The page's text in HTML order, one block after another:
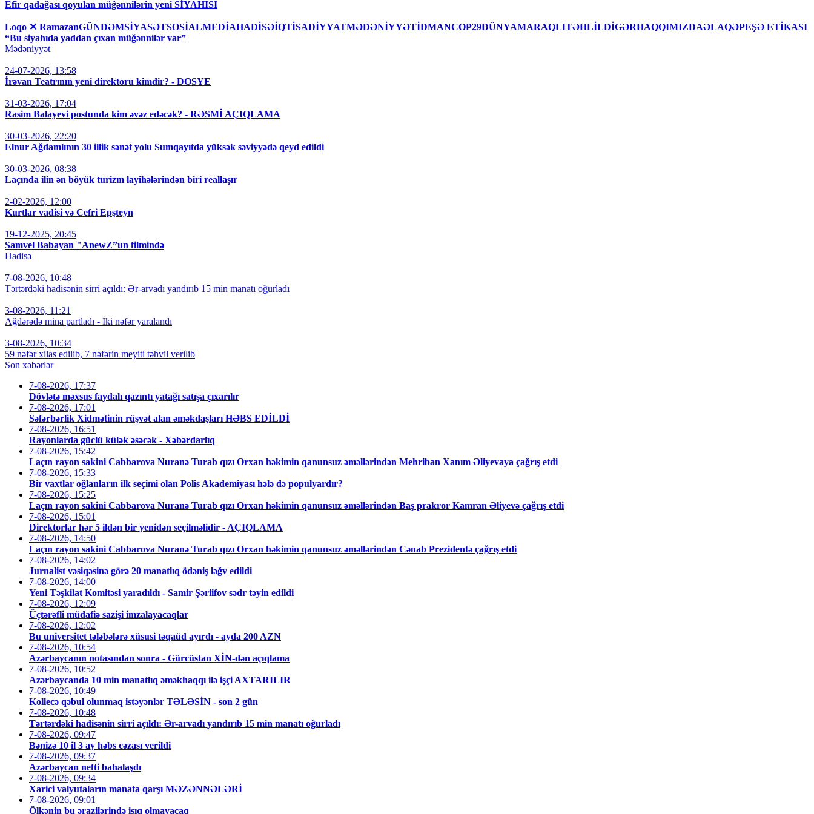
Efir qadağası qoyulan müğənnilərin yeni SİYAHISI
Loqo ✕ RamazanGÜNDƏMSİYASƏTSOSİALMEDİAHADİSƏİQTİSADİYYATMƏDƏNİYYƏTİDMANCOP29DÜNYAMARAQLITƏHLİLDİGƏRHAQQIMIZDAƏLAQƏPEŞƏ ETİKASI
“Bu siyahıda yaddan çıxan müğənnilər var”
Mədəniyyət
24-07-2026, 13:58
İrəvan Teatrının yeni direktoru kimdir? - DOSYE
31-03-2026, 17:04
Rasim Balayevi postunda kim əvəz edəcək? - RƏSMİ AÇIQLAMA
30-03-2026, 22:20
Elnur Ağdamlının 30 illik sənət yolu Sumqayıtda yüksək səviyyədə qeyd edildi
30-03-2026, 08:38
Laçında ilin ən böyük turizm layihələrindən biri reallaşır
2-02-2026, 12:00
Kurtlar vadisi və Cefri Epşteyn
19-12-2025, 20:45
Samvel Babayan "AnewZ”un filmində
Hadisə
7-08-2026, 10:48
Tərtərdəki hadisənin sirri açıldı: Ər-arvadı yandırıb 15 min manatı oğurladı
3-08-2026, 11:21
Ağdərədə mina partladı - İki nəfər yaralandı
3-08-2026, 10:34
59 nəfər xilas edilib, 7 nəfərin meyiti təhvil verilib
Son xəbərlər
7-08-2026, 17:37
Dövlətə məxsus faydalı qazıntı yatağı satışa çıxarılır
7-08-2026, 17:01
Səfərbərlik Xidmətinin rüşvət alan əməkdaşları HƏBS EDİLDİ
7-08-2026, 16:51
Rayonlarda güclü külək əsəcək - Xəbərdarlıq
7-08-2026, 15:42
Laçın rayon sakini Cabbarova Nuranə Turab qızı Orxan həkimin qanunsuz əməllərindən Mehriban Xanım Əliyevaya çağrış etdi
7-08-2026, 15:33
Bir vaxtlar oğlanların ilk seçimi olan Polis Akademiyası hələ də populyardır?
7-08-2026, 15:25
Laçın rayon sakini Cabbarova Nuranə Turab qızı Orxan həkimin qanunsuz əməllərindən Baş prakror Kamran Əliyevə çağrış etdi
7-08-2026, 15:01
Direktorlar hər 5 ildən bir yenidən seçilməlidir - AÇIQLAMA
7-08-2026, 14:50
Laçın rayon sakini Cabbarova Nuranə Turab qızı Orxan həkimin qanunsuz əməllərindən Cənab Prezidentə çağrış etdi
7-08-2026, 14:02
Jurnalist vəsiqəsinə görə 20 manatlıq ödəniş ləğv edildi
7-08-2026, 14:00
Yeni Təşkilat Komitəsi yaradıldı - Samir Şəriifov sədr təyin edildi
7-08-2026, 12:09
Üçtərəfli müdafiə sazişi imzalayacaqlar
7-08-2026, 12:02
Bu universitet tələbələrə xüsusi təqaüd ayırdı - ayda 200 AZN
7-08-2026, 10:54
Azərbaycanın notasından sonra - Gürcüstan XİN-dən açıqlama
7-08-2026, 10:52
Azərbaycanda 10 min manatlıq əməkhaqqı ilə işçi AXTARILIR
7-08-2026, 10:49
Kollecə qəbul olunmaq istəyənlər TƏLƏSİN - son 2 gün
7-08-2026, 10:48
Tərtərdəki hadisənin sirri açıldı: Ər-arvadı yandırıb 15 min manatı oğurladı
7-08-2026, 09:47
Bənizə 10 il 3 ay həbs cəzası verildi
7-08-2026, 09:37
Azərbaycan nefti bahalaşdı
7-08-2026, 09:34
Xarici valyutaların manata qarşı MƏZƏNNƏLƏRİ
7-08-2026, 09:01
Ölkənin bu ərazilərində işıq olmayacaq